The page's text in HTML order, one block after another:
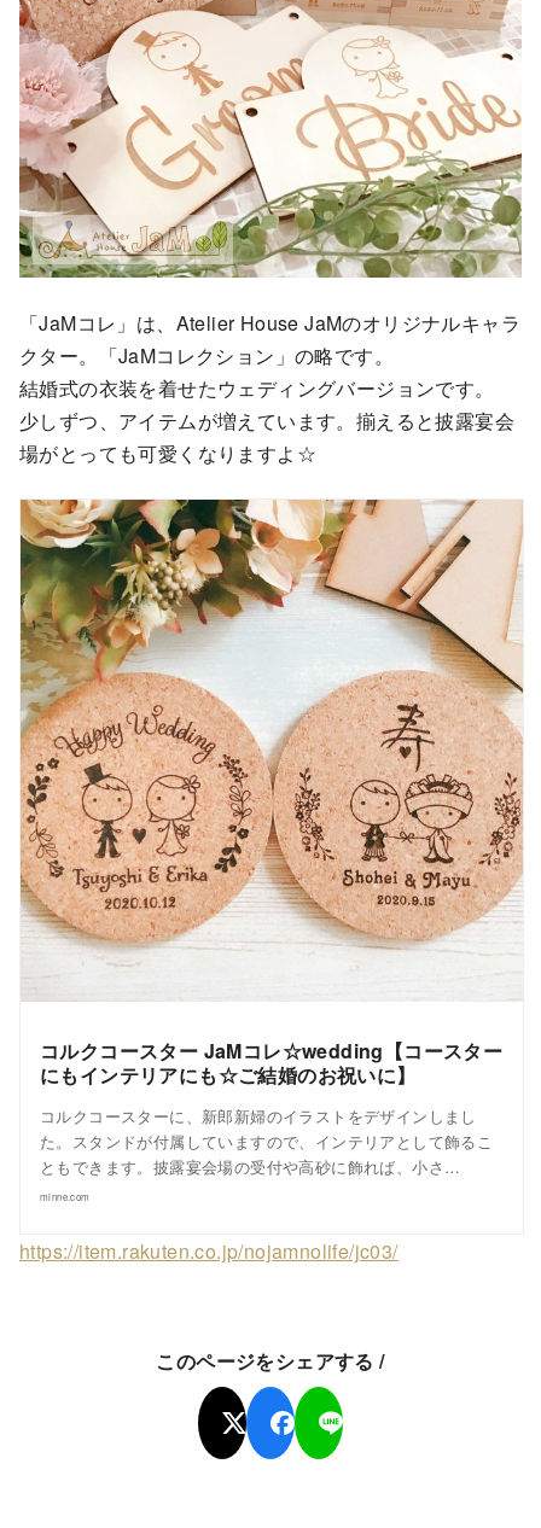
「JaMコレ」は、Atelier House JaMのオリジナルキャラ
クター。「JaMコレクション」の略です。
結婚式の衣装を着せたウェディングバージョンです。
少しずつ、アイテムが増えています。揃えると披露宴会
場がとっても可愛くなりますよ☆
コルクコースター JaMコレ☆wedding【コースター
にもインテリアにも☆ご結婚のお祝いに】
コルクコースターに、新郎新婦のイラストをデザインしまし
た。スタンドが付属していますので、インテリアとして飾るこ
ともできます。披露宴会場の受付や高砂に飾れば、小さ…
minne.com
https://item.rakuten.co.jp/nojamnolife/jc03/
このページをシェアする /